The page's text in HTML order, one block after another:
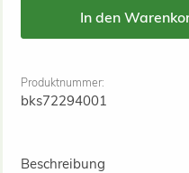
In den
Produktnummer:
bks72294001
Beschreibung